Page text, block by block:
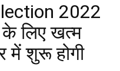
2022
के लिए खत्म
में शुरू होगी